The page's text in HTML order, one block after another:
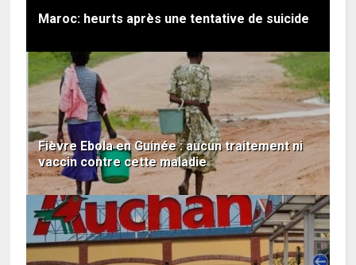
Maroc: heurts après une tentative de suicide
Fièvre Ebola en Guinée : aucun traitement ni
vaccin contre cette maladie